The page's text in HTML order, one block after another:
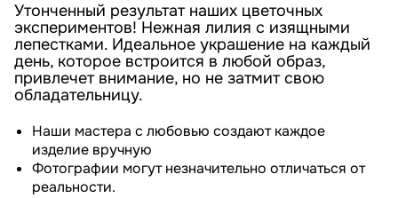
Утонченный результат наших цветочных
экспериментов! Нежная лилия с изящными
лепестками. Идеальное украшение на каждый
день, которое встроится в любой образ,
привлечет внимание, но не затмит свою
обладательницу.
Наши мастера с любовью создают каждое
изделие вручную
Фотографии могут незначительно отличаться от
реальности.